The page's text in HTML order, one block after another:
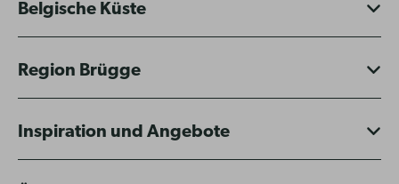
Belgische Küste
Region Brügge
Inspiration und Angebote